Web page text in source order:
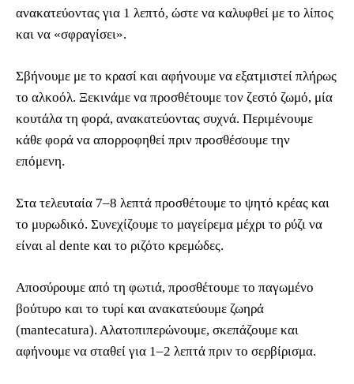
ανακατεύοντας για 1 λεπτό, ώστε να καλυφθεί με το λίπος
και να «σφραγίσει».
Σβήνουμε με το κρασί και αφήνουμε να εξατμιστεί πλήρως
το αλκοόλ. Ξεκινάμε να προσθέτουμε τον ζεστό ζωμό, μία
κουτάλα τη φορά, ανακατεύοντας συχνά. Περιμένουμε
κάθε φορά να απορροφηθεί πριν προσθέσουμε την
επόμενη.
Στα τελευταία 7–8 λεπτά προσθέτουμε το ψητό κρέας και
το μυρωδικό. Συνεχίζουμε το μαγείρεμα μέχρι το ρύζι να
είναι al dente και το ριζότο κρεμώδες.
Αποσύρουμε από τη φωτιά, προσθέτουμε το παγωμένο
βούτυρο και το τυρί και ανακατεύουμε ζωηρά
(mantecatura). Αλατοπιπερώνουμε, σκεπάζουμε και
αφήνουμε να σταθεί για 1–2 λεπτά πριν το σερβίρισμα.